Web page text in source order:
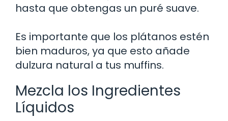
hasta que obtengas un puré suave.
Es importante que los plátanos estén
bien maduros, ya que esto añade
dulzura natural a tus muffins.
Mezcla los Ingredientes
Líquidos